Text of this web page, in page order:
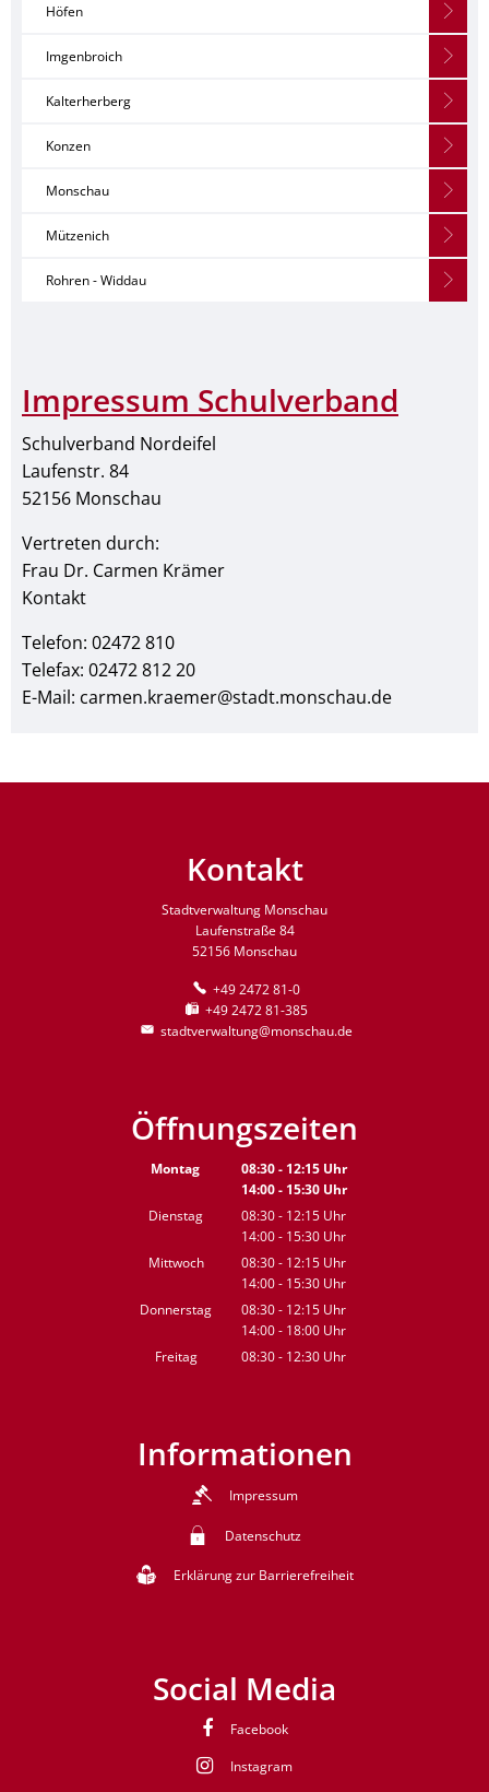
Höfen
Imgenbroich
Kalterherberg
Konzen
Monschau
Mützenich
Rohren - Widdau
Impressum Schulverband
Schulverband Nordeifel
Laufenstr. 84
52156 Monschau
Vertreten durch:
Frau Dr. Carmen Krämer
Kontakt
Telefon: 02472 810
Telefax: 02472 812 20
E-Mail: carmen.kraemer@stadt.monschau.de
Kontakt
Stadtverwaltung Monschau
Laufenstraße 84
52156 Monschau
+49 2472 81-0
+49 2472 81-385
stadtverwaltung@monschau.de
Öffnungszeiten
Montag 08:30- 12:15Uhr
Von 08:30 bis 12:15 Uhr
14:00- 15:30Uhr
Von 14:00 bis 15:30 Uhr
Dienstag 08:30- 12:15 Uhr
Von 08:30 bis 12:15 Uhr
14:00- 15:30 Uhr
Von 14:00 bis 15:30 Uhr
Mittwoch 08:30- 12:15 Uhr
Von 08:30 bis 12:15 Uhr
14:00- 15:30 Uhr
Von 14:00 bis 15:30 Uhr
Donnerstag 08:30- 12:15 Uhr
Von 08:30 bis 12:15 Uhr
14:00- 18:00 Uhr
Von 14:00 bis 18:00 Uhr
Freitag 08:30- 12:30 Uhr
Informationen
Impressum
Datenschutz
Erklärung zur Barrierefreiheit
Social Media
Facebook
Instagram